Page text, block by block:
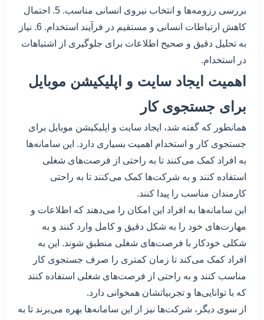
بررسی رزومه‌ها و انتخاب نیروی انسانی مناسب. 5. احتمال
کاهش ارتباطات انسانی و مستقیم در فرآیند استخدام. 6. نیاز
به تحلیل دقیق و صحیح اطلاعات برای جلوگیری از اشتباهات
در استخدام.
اهمیت ایجاد سایت و اپلیکیشن موبایل
برای جستجوی کار
همانطور که گفته شد، ایجاد سایت و اپلیکیشن موبایل برای
جستجوی کار و استخدام اهمیت بسیاری دارد. این سامانه‌ها
به افراد کمک می‌کنند تا به راحتی از فرصت‌های شغلی
استفاده کنند و به شرکت‌ها کمک می‌کنند تا به راحتی
کارمندان مناسب را پیدا کنند.
این سامانه‌ها به افراد این امکان را می‌دهند که اطلاعات و
مهارت‌های خود را به شکل دقیق و کامل وارد کنند و به
شکلی خودکار با فرصت‌های شغلی منطبق شوند. این به
افراد کمک می‌کند تا زمان کمتری را صرف جستجوی کار
مناسب کنند و به راحتی از فرصت‌های شغلی استفاده کنند
که با توانایی‌ها و تجربیاتشان همخوانی دارد.
از سوی دیگر، شرکت‌ها نیز از این سامانه‌ها بهره می‌برند تا به